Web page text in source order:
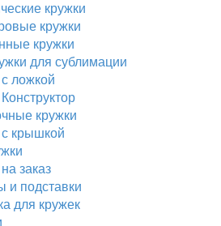
кружки
кружки
кружки
для сублимации
ложкой
кружки
крышкой
заказ
и подставки
для кружек